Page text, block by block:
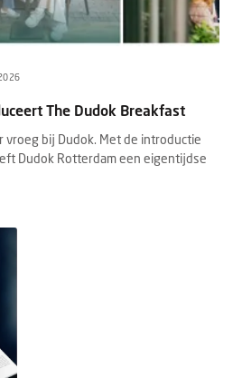
The Dudok Breakfast
vroeg bij Dudok. Met de introductie
Dudok Rotterdam een eigentijdse